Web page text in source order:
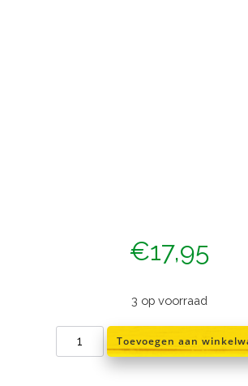
€17,95
3 op voorraad
vogel
pindaklomp
aantal
Toevoegen aan